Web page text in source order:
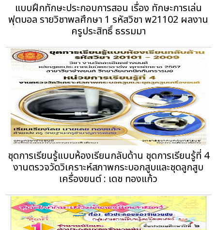
แบบฝึกทักษะประกอบการสอน เรื่อง ทักษะการเล่น
ฟุตบอล รายวิชาพลศึกษา 1 รหัสวิชา พ21102 ผลงาน
ครูประสิทธิ์ ธรรมมา
ชุดการเรียนรู้แบบห้องเรียนกลับด้าน ชุดการเรียนรู้ที่ 4
งานตรวจวัดวิเคราะห์สภาพกระบอกสูบและชุดลูกสูบ
เครื่องยนต์ : เดช ทองแก้ว